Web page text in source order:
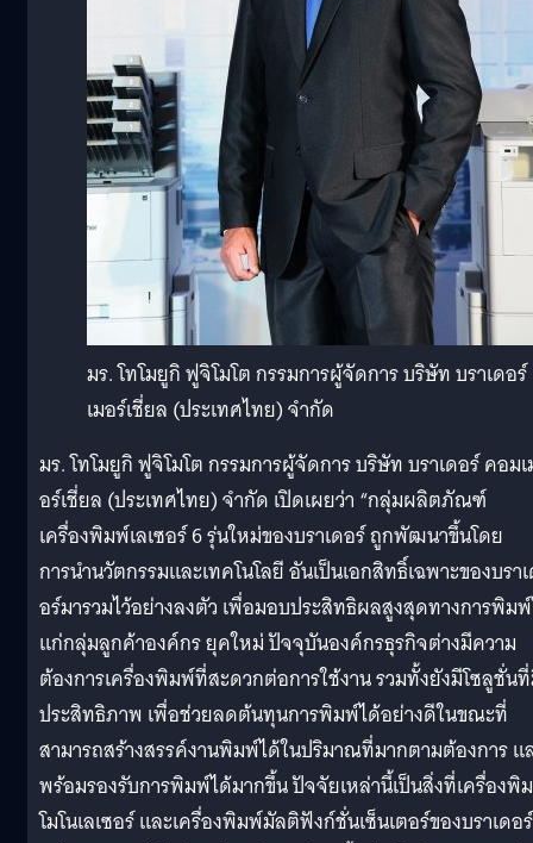
มร. โทโมยูกิ ฟูจิโมโต กรรมการผู้จัดการ บริษัท บราเดอ
เมอร์เชี่ยล (ประเทศไทย) จำกัด
มร. โทโมยูกิ ฟูจิโมโต กรรมการผู้จัดการ บริษัท บราเดอร์ คอม
อร์เชี่ยล (ประเทศไทย) จำกัด เปิดเผยว่า “กลุ่มผลิตภัณฑ์
เครื่องพิมพ์เลเซอร์ 6 รุ่นใหม่ของบราเดอร์ ถูกพัฒนาขึ้นโดย
การนำนวัตกรรมและเทคโนโลยี อันเป็นเอกสิทธิ์เฉพาะของบรา
อร์มารวมไว้อย่างลงตัว เพื่อมอบประสิทธิผลสูงสุดทางการพิม
แก่กลุ่มลูกค้าองค์กร ยุคใหม่ ปัจจุบันองค์กรธุรกิจต่างมีความ
ต้องการเครื่องพิมพ์ที่สะดวกต่อการใช้งาน รวมทั้งยังมีโซลูชั่น
ประสิทธิภาพ เพื่อช่วยลดต้นทุนการพิมพ์ได้อย่างดีในขณะที่
สามารถสร้างสรรค์งานพิมพ์ได้ในปริมาณที่มากตามต้องการ แ
พร้อมรองรับการพิมพ์ได้มากขึ้น ปัจจัยเหล่านี้เป็นสิ่งที่เครื่องพิ
โมโนเลเซอร์ และเครื่องพิมพ์มัลติฟังก์ชั่นเซ็นเตอร์ของบราเดอร์